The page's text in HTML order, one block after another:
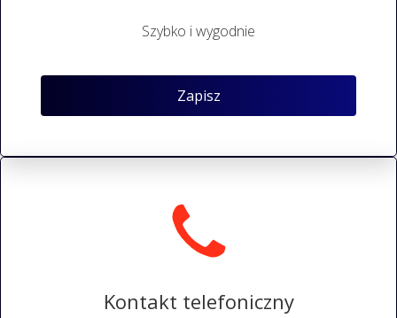
Szybko i wygodnie
Zapisz
Kontakt telefoniczny